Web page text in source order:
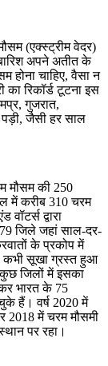
(एक्स्ट्रीम वेदर)
अपने अतीत के
होना चाहिए, वैसा न
का रिकॉर्ड टूटना इस
गुजरात,
पड़ी, जैसी हर साल
मौसम की 250
में करीब 310 चरम
द्वारा
जिले जहां साल-दर-
के प्रकोप में
कभी सूखा ग्रस्त हुआ
जिलों में इसका
भारत के 75
हैं। वर्ष 2020 में
2018 में चरम मौसमी
पर रहा।